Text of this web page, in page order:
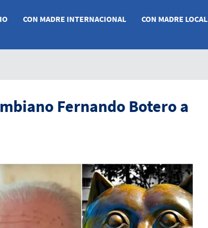
CON MADRE INTERNACIONAL CON MADRE LOCAL
Fernando Botero a